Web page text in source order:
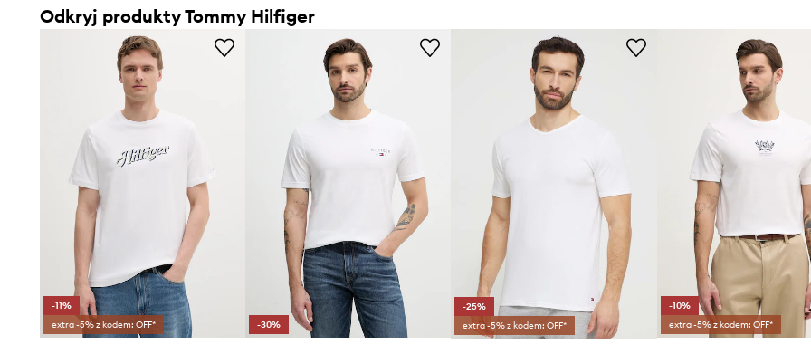
Odkryj produkty Tommy Hilfiger
-11%
extra -5% z kodem: OFF*
-30%
-25%
extra -5% z kodem: OFF*
-10%
extra -5% z kodem: OFF*